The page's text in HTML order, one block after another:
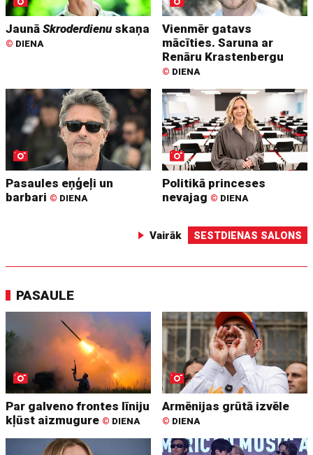
JaunāSkroderdienuskaņa
© DIENA
Vienmēr gatavs
mācīties. Saruna ar
Renāru Krastenbergu
© DIENA
Pasaules eņģeļi un
barbari © DIENA
Politikā princeses
nevajag © DIENA
Vairāk SESTDIENAS SALONS
PASAULE
Par galveno frontes līniju
kļūst aizmugure © DIENA
Armēnijas grūtā izvēle
© DIENA